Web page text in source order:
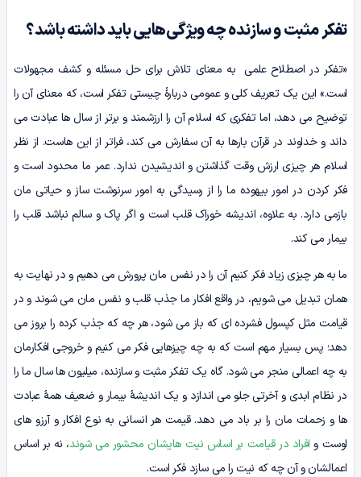
تفکر مثبت و سازنده چه ویژگی‌هایی باید داشته باشد؟
«تفکر در اصطلاح علمی به معنای تلاش برای حل مسئله و کشف مجهولات
است.» این یک تعریف کلی و عمومی دربارۀ چیستی تفکر است، که معنای آن را
توضیح می دهد، اما تفکری که اسلام آن را ارزشمند و برتر از سال ها عبادت می
داند و خداوند در قرآن بارها به آن سفارش می کند، فراتر از این هاست. از نظر
اسلام هر چیزی ارزش وقت گذاشتن و اندیشیدن ندارد. عمر ما محدود است و
فکر کردن در امور بیهوده ما را از رسیدگی به امور سرنوشت ساز و حیاتی مان
بازمی دارد. به علاوه، اندیشه خوراک قلب است و اگر پاک و سالم نباشد قلب را
بیمار می کند.
ما به هر چیزی زیاد فکر کنیم آن را در نفس مان پرورش می دهیم و در نهایت به
همان تبدیل می شویم، در واقع افکار ما جذب قلب و نفس مان می شوند و در
قیامت مثل کپسول فشرده ای که باز می شود، هر چه که جذب کرده را بروز می
دهد؛ پس بسیار مهم است که به چه چیزهایی فکر می کنیم و خروجی افکارمان
به چه اعمالی منجر می شود. گاه یک تفکر مثبت و سازنده، میلیون ها سال ما را
در نظام ابدی و آخرتی جلو می اندازد و یک اندیشۀ بیمار و ضعیف همۀ عبادت
ها و زحمات مان را بر باد می دهد. قیمت هر انسانی به نوع افکار و آرزو های
اوست و افراد در قیامت بر اساس نیت هایشان محشور می شوند، نه بر اساس
اعمالشان و آن چه که نیت را می سازد فکر است.